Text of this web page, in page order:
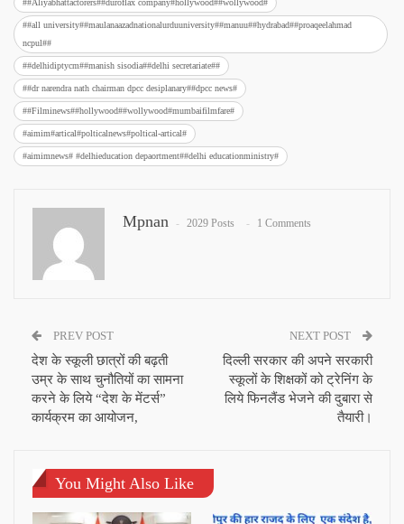
##Aliyabhattactorers##duroflax company#hollywood##wollywood#
##all university##maulanaazadnationalurduuniversity##manuu##hydrabad##proaqeelahmad
ncpul##
##delhidiptycm##manish sisodia##delhi secretariate##
##dr narendra nath chairman dpcc desiplanary##dpcc news#
##Filminews##hollywood##wollywood#mumbaifilmfare#
#aimim#artical#polticalnews#poltical-artical#
#aimimnews# #delhieducation depaortment##delhi educationministry#
Mpnan 2029 Posts 1 Comments
PREV POST
देश के स्कूली छात्रों की बढ़ती
उम्र के साथ चुनौतियों का सामना
करने के लिये “देश के मेंटर्स”
कार्यक्रम का आयोजन,
NEXT POST
दिल्ली सरकार की अपने सरकारी
स्कूलों के शिक्षकों को ट्रेनिंग के
लिये फिनलैंड भेजने की दुबारा से
तैयारी।
You Might Also Like